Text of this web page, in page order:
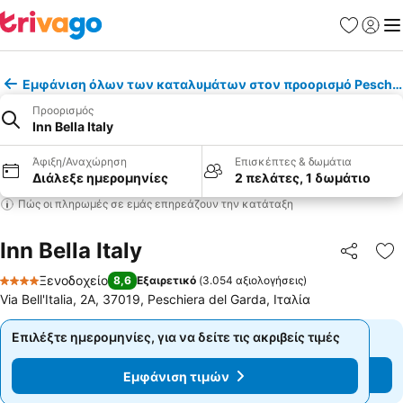
Εμφάνιση όλων των καταλυμάτων στον προορισμό
Προορισμός
Inn Bella Italy
Άφιξη/Αναχώρηση
Διάλεξε ημερομηνίες
Επισκέπτες & δωμάτια
2 πελάτες, 1 δωμάτιο
Πώς οι πληρωμές σε εμάς επηρεάζουν την κατάταξη
Inn Bella Italy
4 Αστέρια
Ξενοδοχείο 8,6 Εξαιρετικό (3.054 αξιολογήσεις)
Via Bell'Italia, 2A, 37019, Peschiera del Garda, Ιταλία
Επιλέξτε ημερομηνίες, για να δείτε τις ακριβείς τιμές
Εμφάνιση τιμών
Επιλέξτε ημερομηνίες, για να δείτε τις ακριβείς τιμές
Εμφάνιση τιμών